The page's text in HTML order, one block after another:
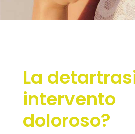
La
intervento
doloroso?